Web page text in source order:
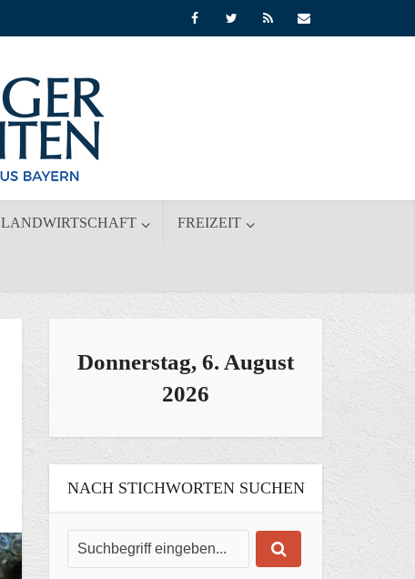
LANDWIRTSCHAFT FREIZEIT
Donnerstag, 6. August
2026
NACH STICHWORTEN SUCHEN